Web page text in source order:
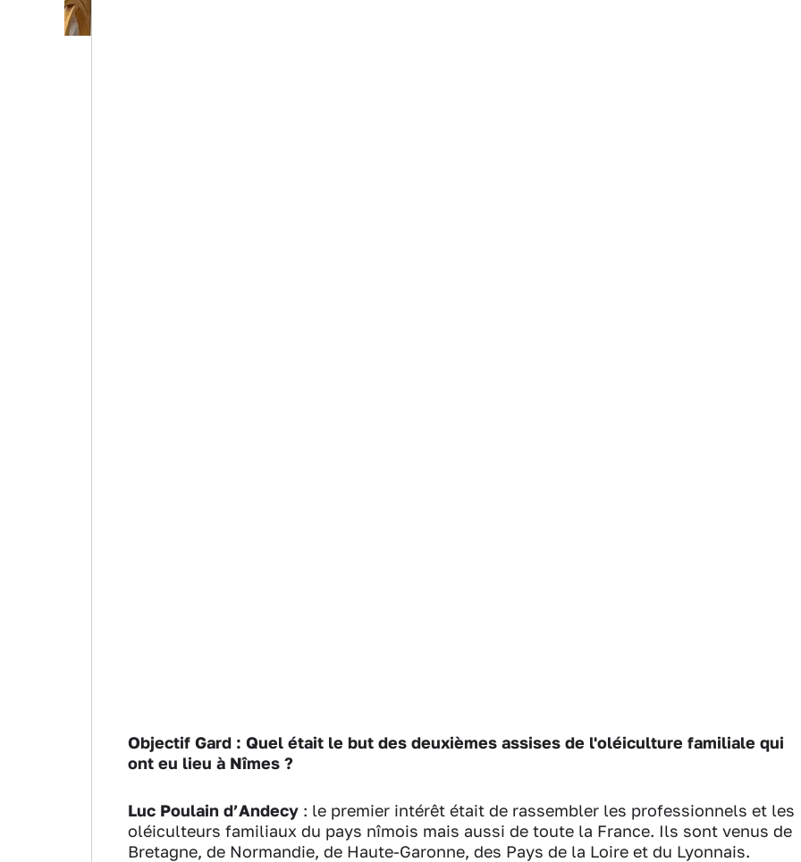
Objectif Gard : Quel était le but des deuxièmes assises de l'oléiculture familiale qui
ont eu lieu à Nîmes ?
Luc Poulain d’Andecy : le premier intérêt était de rassembler les professionnels et les
oléiculteurs familiaux du pays nîmois mais aussi de toute la France. Ils sont venus de
Bretagne, de Normandie, de Haute-Garonne, des Pays de la Loire et du Lyonnais.